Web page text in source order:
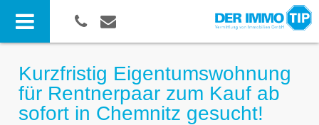
Kurzfristig Eigentumswohnung
für Rentnerpaar zum Kauf ab
sofort in Chemnitz gesucht!